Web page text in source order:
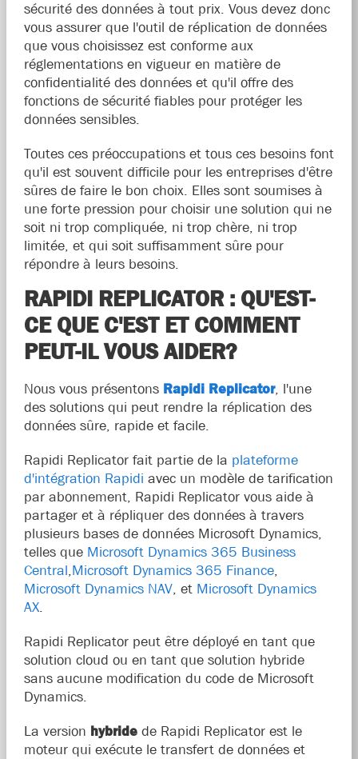
sécurité des données à tout prix. Vous devez donc
vous assurer que l'outil de réplication de données
que vous choisissez est conforme aux
réglementations en vigueur en matière de
confidentialité des données et qu'il offre des
fonctions de sécurité fiables pour protéger les
données sensibles.
Toutes ces préoccupations et tous ces besoins font
qu'il est souvent difficile pour les entreprises d'être
sûres de faire le bon choix. Elles sont soumises à
une forte pression pour choisir une solution qui ne
soit ni trop compliquée, ni trop chère, ni trop
limitée, et qui soit suffisamment sûre pour
répondre à leurs besoins.
RAPIDI REPLICATOR : QU'EST-
CE QUE C'EST ET COMMENT
PEUT-IL VOUS AIDER?
Nous vous présentons Rapidi Replicator, l'une
des solutions qui peut rendre la réplication des
données sûre, rapide et facile.
Rapidi Replicator fait partie de la plateforme
d'intégration Rapidi avec un modèle de tarification
par abonnement, Rapidi Replicator vous aide à
partager et à répliquer des données à travers
plusieurs bases de données Microsoft Dynamics,
telles queMicrosoft Dynamics 365 Business
Central,Microsoft Dynamics 365 Finance,
Microsoft Dynamics NAV, et Microsoft Dynamics
AX.
Rapidi Replicator peut être déployé en tant que
solution cloud ou en tant que solution hybride
sans aucune modification du code de Microsoft
Dynamics.
La version hybridede Rapidi Replicator est le
moteur qui exécute le transfert de données et